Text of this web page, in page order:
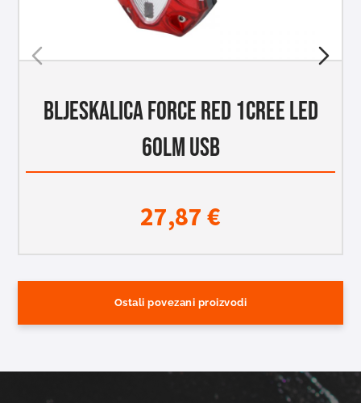
BLJESKALICA FORCE RED 1CREE LED
60LM USB
27,87€
Ostali povezani proizvodi